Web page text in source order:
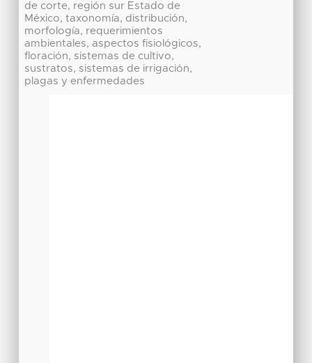
de corte, región sur Estado de
México, taxonomía, distribución,
morfología, requerimientos
ambientales, aspectos fisiológicos,
floración, sistemas de cultivo,
sustratos, sistemas de irrigación,
plagas y enfermedades